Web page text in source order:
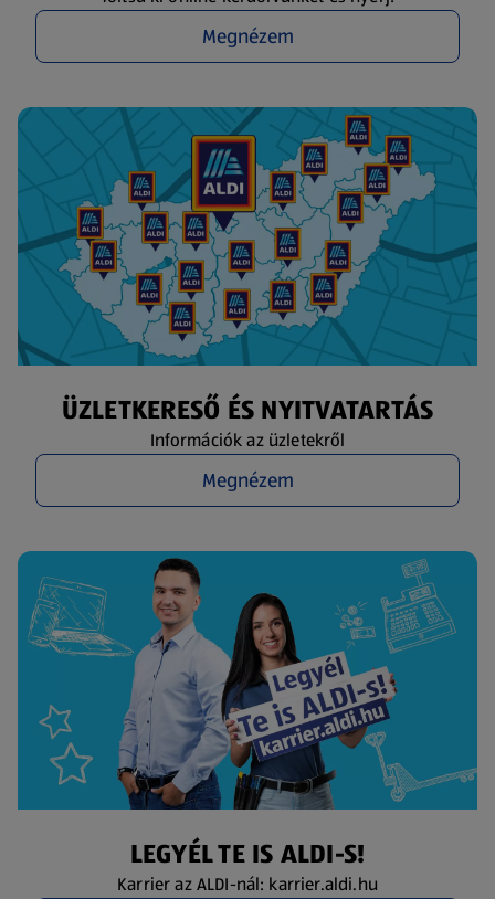
Megnézem
ÜZLETKERESŐ ÉS NYITVATARTÁS
Információk az üzletekről
Megnézem
LEGYÉL TE IS ALDI-S!
Karrier az ALDI-nál: karrier.aldi.hu